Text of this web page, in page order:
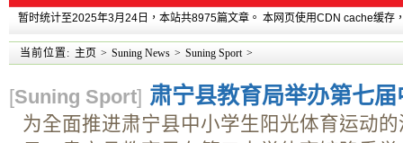
暂时统计至2025年3月24日，本站共8975篇文章。 本网页使用CDN cache缓存
当前位置: 主页 > Suning News > Suning Sport >
[Suning Sport] 肃宁县教育局举办第七
为全面推进肃宁县中小学生阳光体育运动